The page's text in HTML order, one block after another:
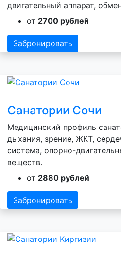
двигательный аппарат,
от 2700 рублей
Забронировать
Санатории Сочи
Медицинский профиль
дыхания, зрение, ЖКТ,
система, опорно-
веществ.
от 2880 рублей
Забронировать